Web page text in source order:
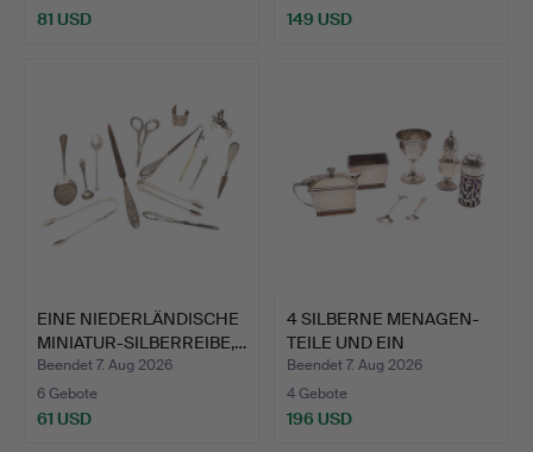
81 USD 149 USD
EINE NIEDERLÄNDISCHE
MINIATUR-SILBERREIBE,…
Beendet 7. Aug 2026
6 Gebote
61 USD
4 SILBERNE MENAGEN-
TEILE UND EIN
EIERBECHE…
Beendet 7. Aug 2026
4 Gebote
196 USD